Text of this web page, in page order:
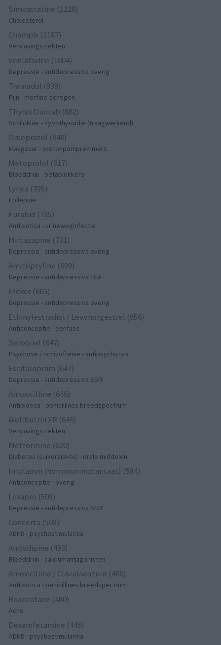
Simvastatine (1228)
Cholesterol
Champix (1187)
Verslavingsziekten
Venlafaxine (1004)
Depressie - antidepressiva overig
Tramadol (939)
Pijn - morfine-achtigen
Thyrax Duotab (882)
Schildklier - hypothyroidie (traagwerkend)
Omeprazol (848)
Maagzuur - protonpompremmers
Metoprolol (817)
Bloeddruk - betablokkers
Lyrica (795)
Epilepsie
Furabid (735)
Antibiotica - urineweginfectie
Mirtazapine (731)
Depressie - antidepressiva overig
Amitriptyline (699)
Depressie - antidepressiva TCA
Efexor (665)
Depressie - antidepressiva overig
Ethinylestradiol / Levonorgestrel (656)
Anticonceptie - eenfase
Seroquel (647)
Psychose / schizofrenie - antipsychotica
Escitalopram (647)
Depressie - antidepressiva SSRI
Amoxicilline (646)
Antibiotica - penicillines breedspectrum
Wellbutrin XR (646)
Verslavingsziekten
Metformine (620)
Diabetes (suikerziekte) - orale middelen
Implanon (hormoonimplantaat) (584)
Anticonceptie - overig
Lexapro (509)
Depressie - antidepressiva SSRI
Concerta (503)
ADHD - psychostimulantia
Amlodipine (493)
Bloeddruk - calciumantagonisten
Amoxicilline / Clavulaanzuur (486)
Antibiotica - penicillines breedspectrum
Roaccutane (480)
Acne
Dexamfetamine (446)
ADHD - psychostimulantia